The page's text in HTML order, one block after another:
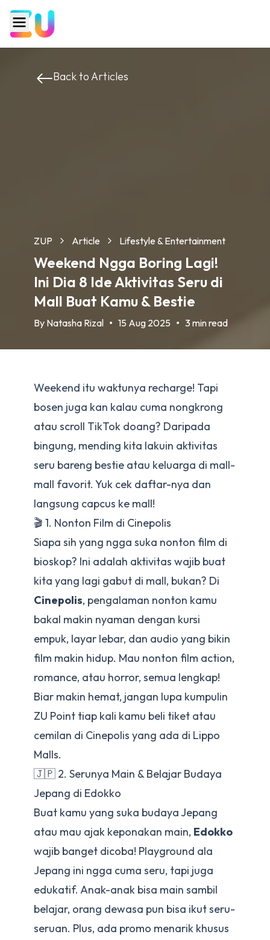
Back to Articles
ZUP Article Lifestyle & Entertainment
Weekend Ngga Boring Lagi!
Ini Dia 8 Ide Aktivitas Seru di
Mall Buat Kamu & Bestie
By Natasha Rizal 15 Aug 2025 3 min read
Weekend itu waktunya recharge! Tapi
bosen juga kan kalau cuma nongkrong
atau scroll TikTok doang? Daripada
bingung, mending kita lakuin aktivitas
seru bareng bestie atau keluarga di mall-
mall favorit. Yuk cek daftar-nya dan
langsung capcus ke mall!
🎬 1. Nonton Film di Cinepolis
Siapa sih yang ngga suka nonton film di
bioskop? Ini adalah aktivitas wajib buat
kita yang lagi gabut di mall, bukan? Di
Cinepolis, pengalaman nonton kamu
bakal makin nyaman dengan kursi
empuk, layar lebar, dan audio yang bikin
film makin hidup. Mau nonton film action,
romance, atau horror, semua lengkap!
Biar makin hemat, jangan lupa kumpulin
ZU Point tiap kali kamu beli tiket atau
cemilan di Cinepolis yang ada di Lippo
Malls.
🇯🇵 2. Serunya Main & Belajar Budaya
Jepang di Edokko
Buat kamu yang suka budaya Jepang
atau mau ajak keponakan main, Edokko
wajib banget dicoba! Playground ala
Jepang ini ngga cuma seru, tapi juga
edukatif. Anak-anak bisa main sambil
belajar, orang dewasa pun bisa ikut seru-
seruan. Plus, ada promo menarik khusus